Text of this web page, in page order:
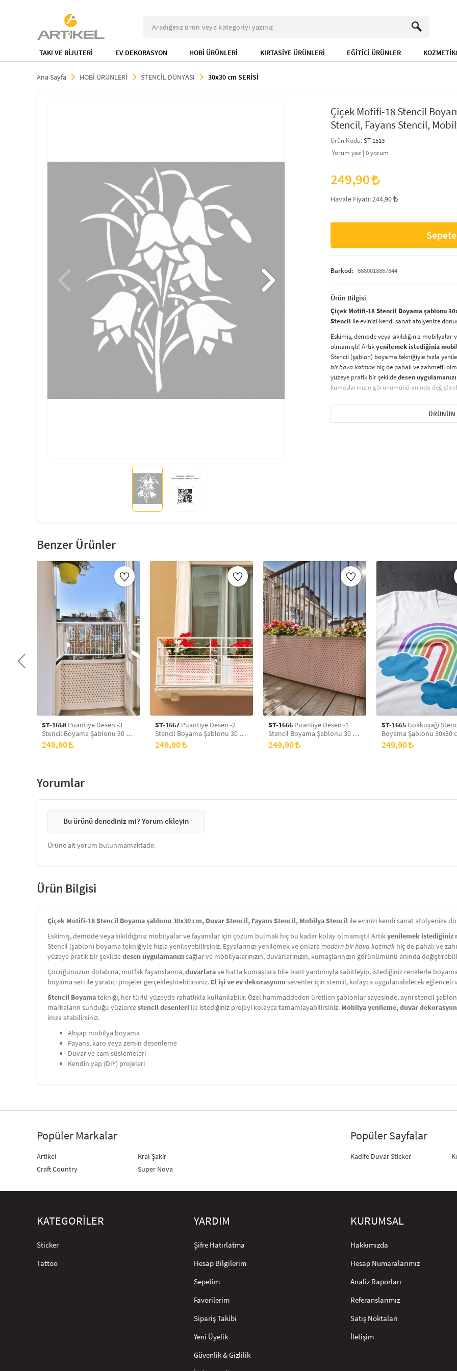
TAKI VE BİJUTERİ EV DEKORASYON HOBİ ÜRÜNLERİ KIRTASİYE ÜRÜNLERİ EĞİTİCİ ÜRÜNLER
Ana Sayfa HOBİ ÜRÜNLERİ STENCİL DÜNYASI 30x30 cm SERİSİ
Çiçek Motifi-18 Stencil
Stencil, Fayans Stencil,
Ürün Kodu:ST-1513
Yorum yaz | 0yorum
249,90
Havale Fiyatı:244,90
Barkod: 8680018867844
Ürün Bilgisi
Çiçek Motifi-18 Stencil Boyama şablonu
Stencil ile evinizi kendi sanat atölyenize
Eskimiş, demode veya sıkıldığınız
olmamıştı! Artıkyenilemek istediğiniz
Stencil (şablon) boyama tekniğiyle hızla
bir hava katmak hiç de pahalı ve zahmetli
yüzeye pratik bir şekildedesen uygulamanızı
kumaşlarınızın görünümünü anında
sabitleyip, istediğiniz renklerle boyama
boyama seti ile yaratıcı projeler
tekniği, her türlü yüzeyde
Duvar ve cam süslemeleri
ÜRÜNÜN
Benzer Ürünler
ST-1668 Puantiye Desen -3
Stencil Boyama Şablonu 30 x
30 cm, Duvar Stencil, Fayans
Stencil, Mobilya Stencil
249,90
ST-1667 Puantiye Desen -2
Stencil Boyama Şablonu 30 x
30 cm, Duvar Stencil, Fayans
Stencil, Mobilya Stencil
249,90
ST-1666 Puantiye Desen -1
Stencil Boyama Şablonu 30 x
30 cm, Duvar Stencil, Fayans
Stencil, Mobilya Stencil
249,90
ST-1665Gökkuşağı
Boyama Şablonu 30x30
Duvar Stencil, Fayans
Mobilya Stencil
249,90
Yorumlar
Bu ürünü denediniz mi? Yorum ekleyin
Ürüne ait yorum bulunmamaktadır.
Ürün Bilgisi
Çiçek Motifi-18 Stencil Boyama şablonu 30x30 cm, Duvar Stencil, Fayans Stencil, Mobilya Stencil ile evinizi kendi sanat atölyenize
Eskimiş, demode veya sıkıldığınız mobilyalar ve fayanslar için çözüm bulmak hiç bu kadar kolay olmamıştı! Artıkyenilemek istediğiniz
Stencil (şablon) boyama tekniğiyle hızla yenileyebilirsiniz. Eşyalarınızı yenilemek ve onlara modern bir hava katmak hiç de pahalı ve
yüzeye pratik bir şekildedesen uygulamanızı sağlar ve mobilyalarınızın, duvarlarınızın, kumaşlarınızın görünümünü anında
Çocuğunuzun dolabına, mutfak fayanslarına,duvarlarave hatta kumaşlara bile bant yardımıyla sabitleyip, istediğiniz renklerle
boyama seti ile yaratıcı projeler gerçekleştirebilirsiniz. El işi ve ev dekorasyonu sevenler için stencil, kolayca uygulanabilecek eğlenceli
Stencil Boyamatekniği, her türlü yüzeyde rahatlıkla kullanılabilir. Özel hammaddeden üretilen şablonlar sayesinde, aynı stencil
markaların sunduğu yüzlercestencil desenleri ile istediğiniz projeyi kolayca tamamlayabilirsiniz. Mobilya yenileme, duvar
imza atabilirsiniz.
Ahşap mobilya boyama
Fayans, karo veya zemin desenleme
Duvar ve cam süslemeleri
Kendin yap (DIY) projeleri
Popüler Markalar
Artikel
Craft Country
Kral Şakir
Super Nova
Popüler Sayfalar
Kadife Duvar Sticker
KATEGORİLER
Sticker
Tattoo
YARDIM
Şifre Hatırlatma
Hesap Bilgilerim
Sepetim
Favorilerim
Sipariş Takibi
Yeni Üyelik
Güvenlik & Gizlilik
KURUMSAL
Hakkımızda
Hesap Numaralarımız
Analiz Raporları
Referanslarımız
Satış Noktaları
İletişim